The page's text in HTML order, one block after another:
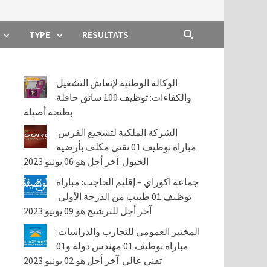
TYPE RESULTATS
الوكالة الوطنية لإنعاش التشغيل
والكفاءات: توظيف 100 سائق حافلة
بطنجة أصيلة
الشركة الملكية لتشجيع الفرس:
مباراة توظيف 01 تقني مكلف بأرضية
الخيول. آخر أجل هو 06 يونيو 2023
جماعة اكوراي – إقليم الحاجب: مباراة
توظيف 01 طبيب من الدرجة الأولى.
آخر أجل للترشيح هو 09 يونيو 2023
المختبر العمومي للتجارب والدراسات:
مباراة توظيف 01 مهندس دولة و01
تقني عالي. آخر أجل هو 02 يونيو 2023